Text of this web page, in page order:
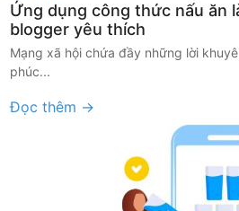
Ứng dụng công thức nấu ăn
blogger yêu thích
Mạng xã hội chứa đầy những lời
phúc...
Đọc thêm →